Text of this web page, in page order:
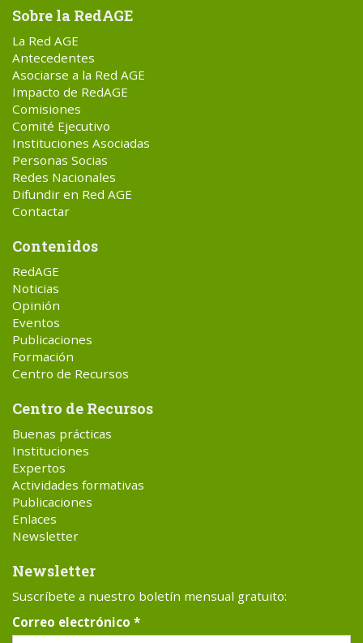
Sobre la RedAGE
La Red AGE
Antecedentes
Asociarse a la Red AGE
Impacto de RedAGE
Comisiones
Comité Ejecutivo
Instituciones Asociadas
Personas Socias
Redes Nacionales
Difundir en Red AGE
Contactar
Contenidos
RedAGE
Noticias
Opinión
Eventos
Publicaciones
Formación
Centro de Recursos
Centro de Recursos
Buenas prácticas
Instituciones
Expertos
Actividades formativas
Publicaciones
Enlaces
Newsletter
Newsletter
Suscríbete a nuestro boletín mensual gratuito:
Correo electrónico *